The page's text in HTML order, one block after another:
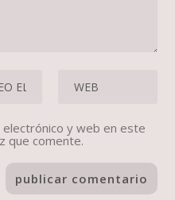
y web en este
que comente.